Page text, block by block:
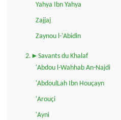
Yahya Ibn Yahya
Zajjaj
Zaynou l-'Abidin
2.►Savants du Khalaf
'Abdou l-Wahhab An-Najdi
'AbdoulLah Ibn Houçayn
'Arouçi
'Ayni